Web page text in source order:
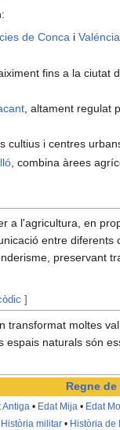
de Conca iValéncia
fins a la ciutat
, altament regulat
cultius i centres
, combina àrees
a l'agricultura, en
entre
preservant
]
transformat moltes
naturals són
Regne
Antiga • Edat Mija • Edat
Història militar • Història de